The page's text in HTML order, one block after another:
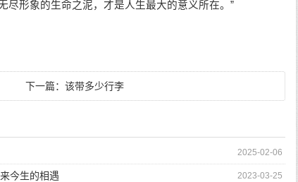
形象的生命之泥，才是人生最大的意义所在。”
下一篇：该带多少行李
2025-02-06
2023-03-25
今生的相遇